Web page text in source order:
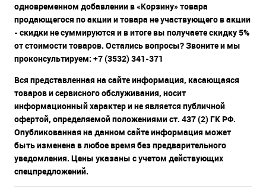
одновременном добавлении в «Корзину» товара
продающегося по акции и товара не участвующего в акции
- скидки не суммируются и в итоге вы получаете скидку 5%
от стоимости товаров. Остались вопросы? Звоните и мы
проконсультируем: +7 (3532) 341-371
Вся представленная на сайте информация, касающаяся
товаров и сервисного обслуживания, носит
информационный характер и не является публичной
офертой, определяемой положениями ст. 437 (2) ГК РФ.
Опубликованная на данном сайте информация может
быть изменена в любое время без предварительного
уведомления. Цены указаны с учетом действующих
спецпредложений.